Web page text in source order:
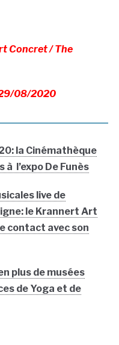
Concret / The
08/2020
la Cinémathèque
l’expo De Funès
live de
le Krannert Art
contact avec son
plus de musées
de Yoga et de